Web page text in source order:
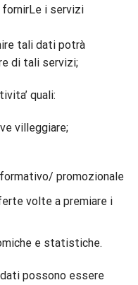
i servizi
tali dati potrà
di tali servizi;
quali:
villeggiare;
promozionale
volte a premiare i
e statistiche.
possono essere